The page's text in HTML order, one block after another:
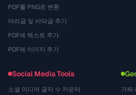
PDF를 PNG로 변환
머리글 및 바닥글 추가
PDF에 텍스트 추가
PDF에 이미지 추가
Social Media Tools
소셜 미디어 글자 수 카운터 가짜